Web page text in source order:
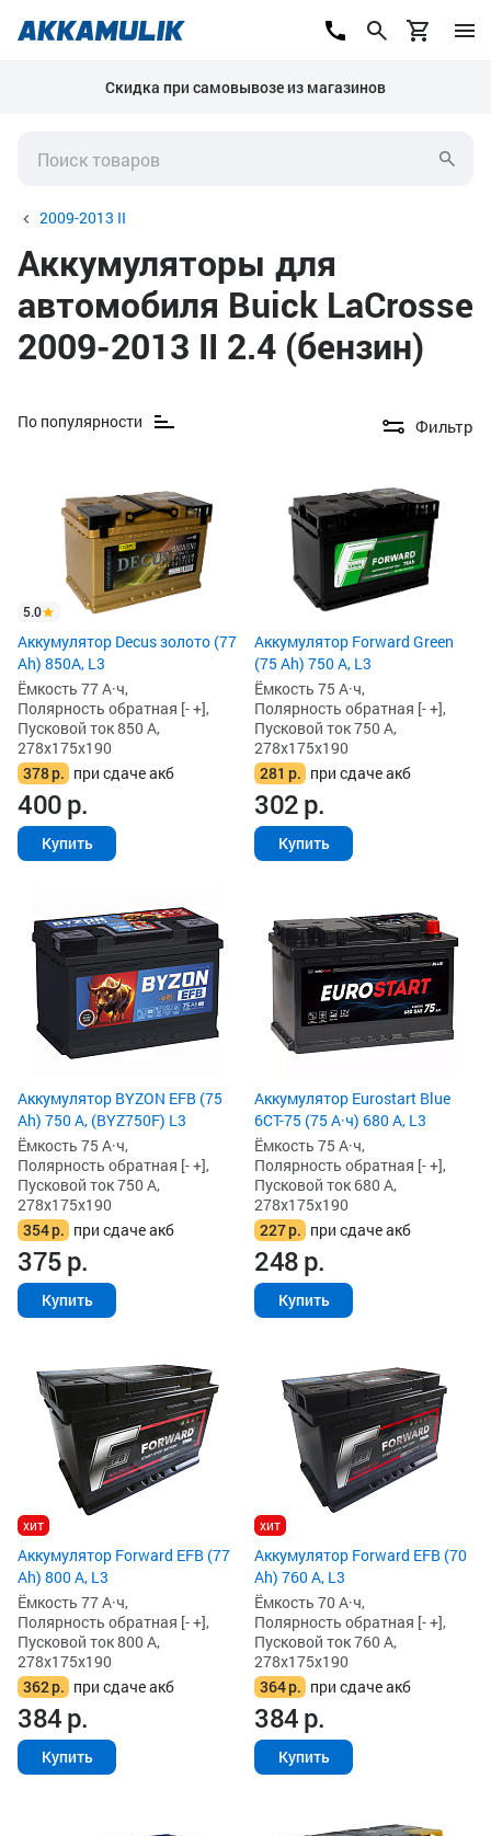
Скидка при самовывозе из магазинов
2009-2013 II
Аккумуляторы для
автомобиля Buick LaCrosse
2009-2013 II 2.4 (бензин)
По популярности Фильтр
5.0
Аккумулятор Decus золото (77
Ah) 850А, L3
Ёмкость 77 А·ч,
Полярность обратная [- +],
Пусковой ток 850 А,
278x175x190
378р. при сдаче акб
400р.
Купить
Аккумулятор Forward Green
(75 Ah) 750 А, L3
Ёмкость 75 А·ч,
Полярность обратная [- +],
Пусковой ток 750 А,
278x175x190
281 р. при сдаче акб
302р.
Купить
Аккумулятор BYZON EFB (75
Ah) 750 А, (BYZ750F) L3
Ёмкость 75 А·ч,
Полярность обратная [- +],
Пусковой ток 750 А,
278x175x190
354р. при сдаче акб
375р.
Купить
Аккумулятор Eurostart Blue
6CT-75 (75 А·ч) 680 А, L3
Ёмкость 75 А·ч,
Полярность обратная [- +],
Пусковой ток 680 А,
278x175x190
227р. при сдаче акб
248р.
Купить
хит
Аккумулятор Forward EFB (77
Ah) 800 А, L3
Ёмкость 77 А·ч,
Полярность обратная [- +],
Пусковой ток 800 А,
278x175x190
362р. при сдаче акб
384р.
Купить
хит
Аккумулятор Forward EFB (70
Ah) 760 А, L3
Ёмкость 70 А·ч,
Полярность обратная [- +],
Пусковой ток 760 А,
278x175x190
364р. при сдаче акб
384р.
Купить